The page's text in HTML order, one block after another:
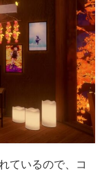
ているので、コ